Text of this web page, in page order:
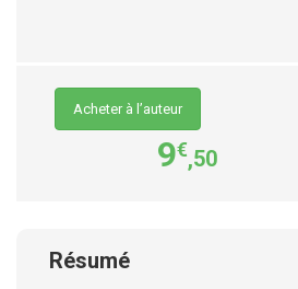
Acheter à l’auteur
9€,50
Résumé